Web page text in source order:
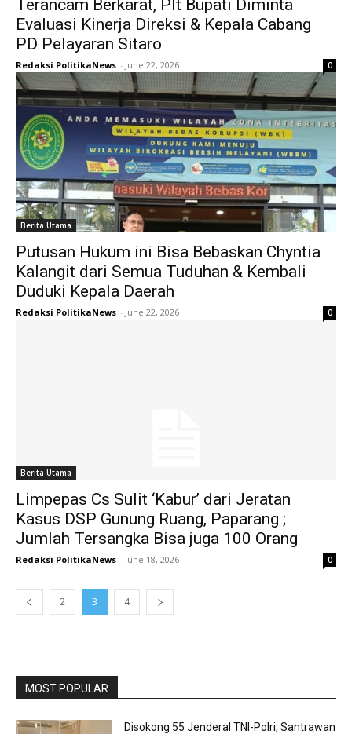
Terancam Berkarat, Plt Bupati Diminta
Evaluasi Kinerja Direksi & Kepala Cabang
PD Pelayaran Sitaro
Redaksi PolitikaNews - June 22, 2026 0
Berita Utama
Putusan Hukum ini Bisa Bebaskan Chyntia
Kalangit dari Semua Tuduhan & Kembali
Duduki Kepala Daerah
Redaksi PolitikaNews - June 22, 2026 0
Berita Utama
Limpepas Cs Sulit ‘Kabur’ dari Jeratan
Kasus DSP Gunung Ruang, Paparang ;
Jumlah Tersangka Bisa juga 100 Orang
Redaksi PolitikaNews - June 18, 2026 0
2 3 4
MOST POPULAR
Disokong 55 Jenderal TNI-Polri, Santrawan